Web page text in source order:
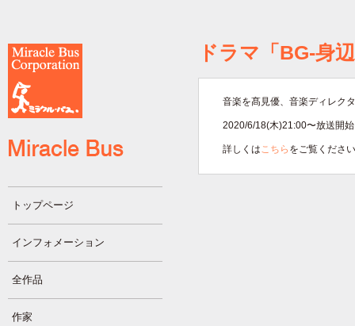
トップページ
インフォメーション
全作品
作家
ドラマ「BG-身
音楽を髙見優、音楽ディレク
2020/6/18(木)21:00〜放送開
詳しくはこちら をご覧くださ